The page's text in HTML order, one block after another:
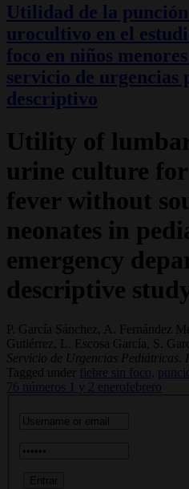
Utilidad de la
urocultivo en el
foco en niños
servicio de urgencias
descriptivo
Utility of
urine culture
fever without
neonates in
emergency
descriptive
P. García Sánchez, A. Fernández
Gutiérrez, L. Escosa García, S.
Servicio de Urgencias
Tagged under
fiebre sin foco,
76 números 1 y 2 enerofebrero